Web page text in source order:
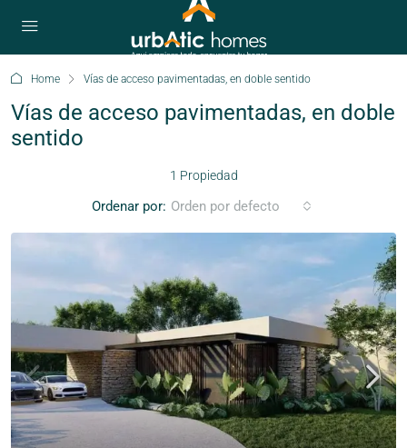
Home Vías de acceso pavimentadas, en doble sentido
Vías de acceso pavimentadas, en doble
sentido
1 Propiedad
Ordenar por: Orden por defecto